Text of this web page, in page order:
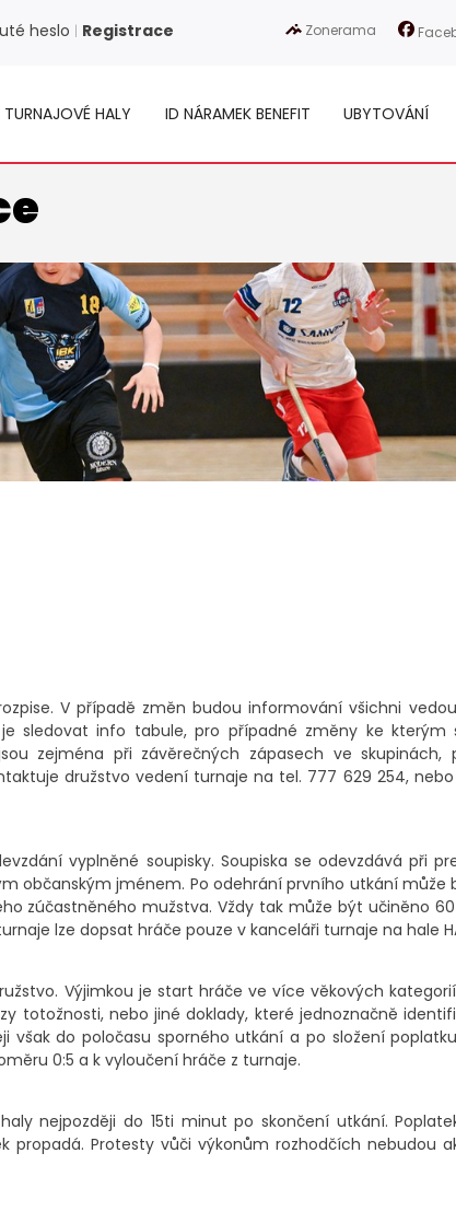
heslo | Registrace Zonerama
TURNAJOVÉ HALY ID NÁRAMEK BENEFIT UBYTOVÁNÍ
V případě změn budou informování všichni
sledovat info tabule, pro případné změny ke kterým
zejména při závěrečných zápasech ve skupinách,
družstvo vedení turnaje na tel. 777 629 254, nebo
vyplněné soupisky. Soupiska se odevzdává při
občanským jménem. Po odehrání prvního utkání může
zúčastněného mužstva. Vždy tak může být učiněno
lze dopsat hráče pouze v kanceláři turnaje na hale
Výjimkou je start hráče ve více věkových
totožnosti, nebo jiné doklady, které jednoznačně
však do poločasu sporného utkání a po složení
0:5 a k vyloučení hráče z turnaje.
nejpozději do 15ti minut po skončení utkání.
Protesty vůči výkonům rozhodčích nebudou